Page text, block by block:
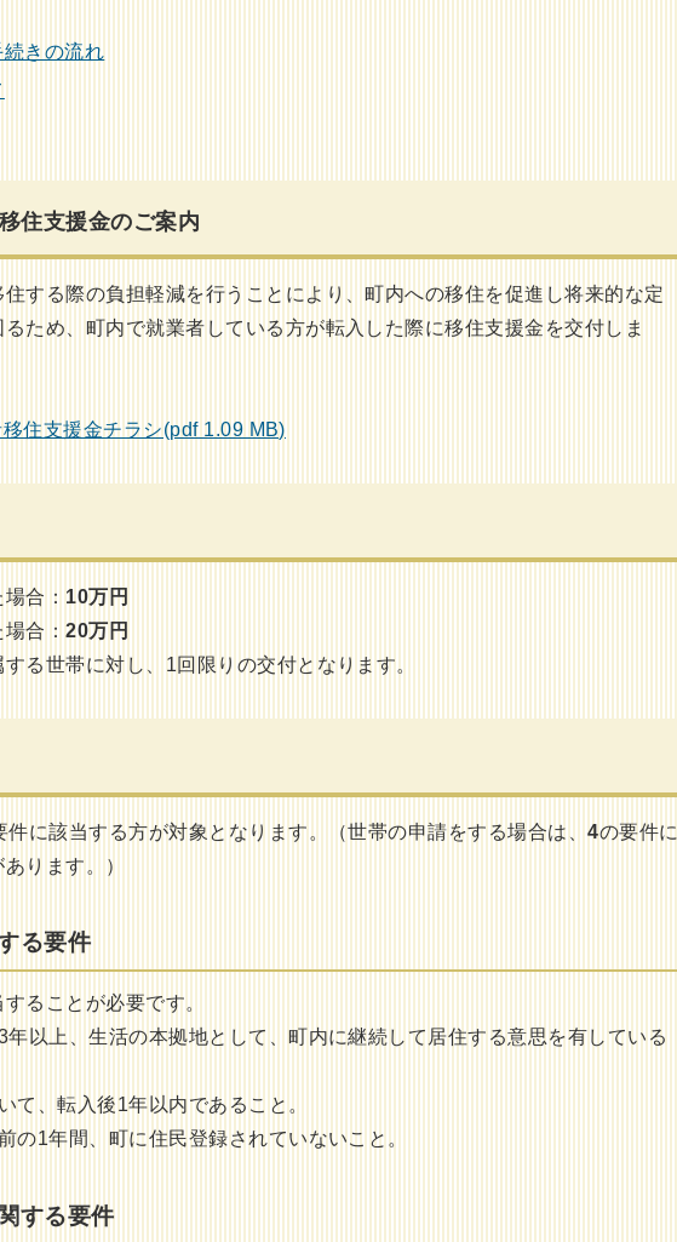
きの流れ
住支援金のご案内
する際の負担軽減を行うことにより、町内への移住を促進し将来的な定
ため、町内で就業者している方が転入した際に移住支援金を交付しま
住支援金チラシ(pdf 1.09 MB)
合： 10万円
場合：20万円
る世帯に対し、1回限りの交付となります。
件に該当する方が対象となります。（世帯の申請をする場合は、4の要件に
ります。）
る要件
ることが必要です。
年以上、生活の本拠地として、町内に継続して居住する意思を有している
て、転入後1年以内であること。
の1年間、町に住民登録されていないこと。
する要件